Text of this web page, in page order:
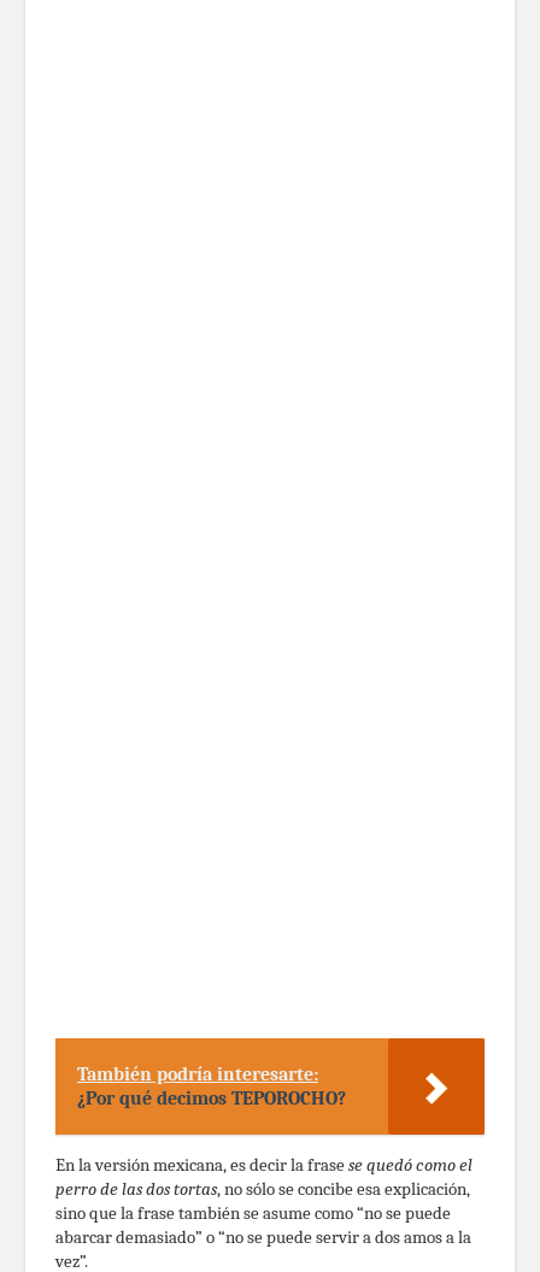
También podría interesarte:
¿Por qué decimos TEPOROCHO?
En la versión mexicana, es decir la frasese quedó como el
perro de las dos tortas, no sólo se concibe esa explicación,
sino que la frase también se asume como “no se puede
abarcar demasiado” o “no se puede servir a dos amos a la
vez”.